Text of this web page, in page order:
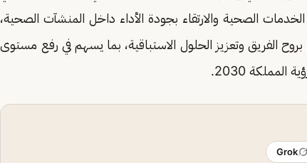
الصحية والارتقاء بجودة الأداء داخل المنشآت الصحية،
الفريق وتعزيز الحلول الاستباقية، بما يسهم في رفع مستوى
2030.
Grok